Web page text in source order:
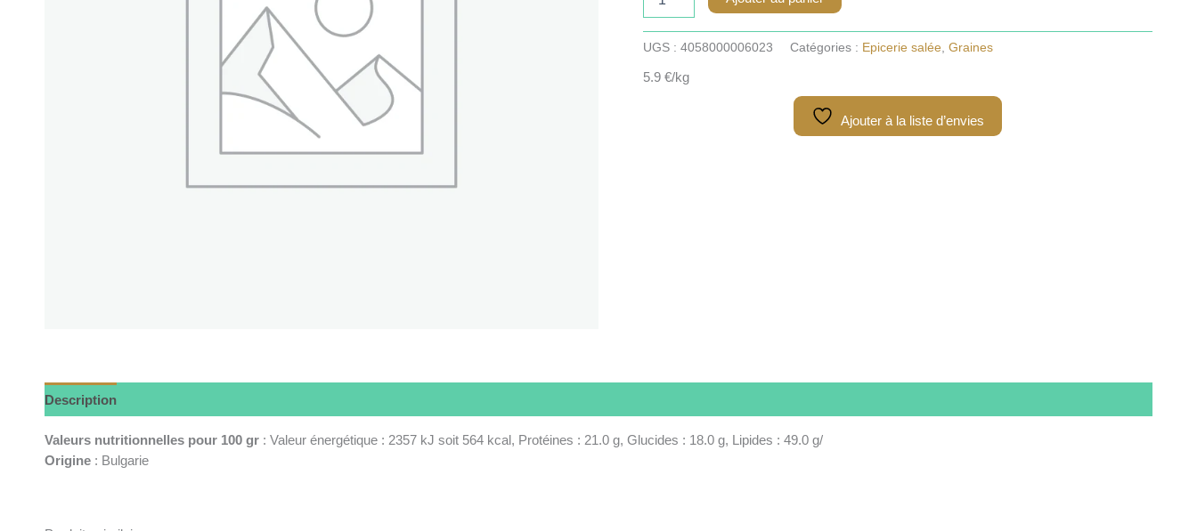
de
décortiquée
UGS : 4058000006023 Catégories : Epicerie salée, Graines
5.9 €/kg
Ajouter à la liste d’envies
Description
Valeurs nutritionnelles pour 100 gr : Valeur énergétique : 2357 kJ soit 564 kcal, Protéines : 21.0 g, Glucides : 18.0 g, Lipides : 49.0 g/
Origine : Bulgarie